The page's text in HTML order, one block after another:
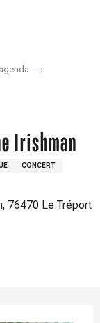
Irishman
CONCERT
76470 Le Tréport